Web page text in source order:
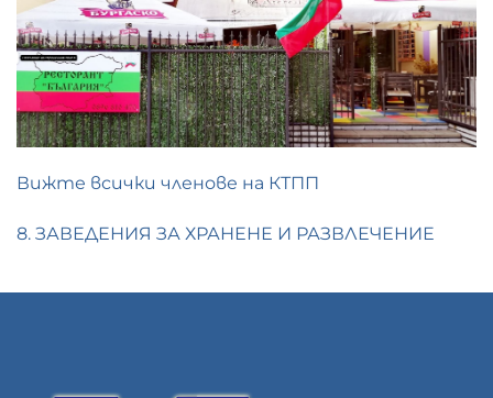
Вижте всички членове на КТПП
8. ЗАВЕДЕНИЯ ЗА ХРАНЕНЕ И РАЗВЛЕЧЕНИЕ